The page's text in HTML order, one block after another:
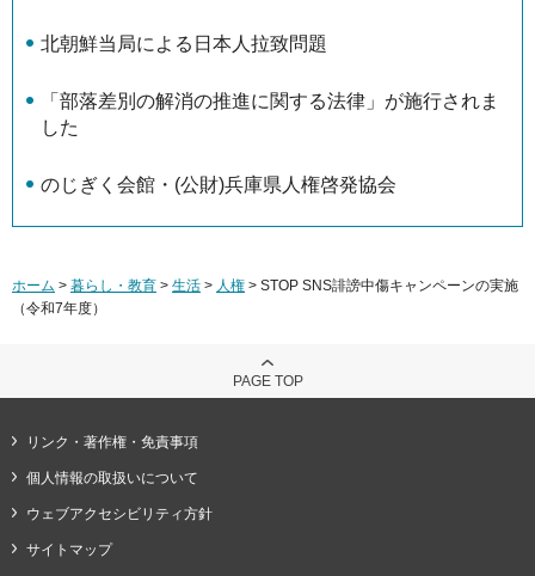
北朝鮮当局による日本人拉致問題
「部落差別の解消の推進に関する法律」が施行されま
した
のじぎく会館・(公財)兵庫県人権啓発協会
ホーム > 暮らし・教育 > 生活 > 人権 > STOP SNS誹謗中傷キャンペーンの実施
（令和7年度）
PAGE TOP
リンク・著作権・免責事項
個人情報の取扱いについて
ウェブアクセシビリティ方針
サイトマップ